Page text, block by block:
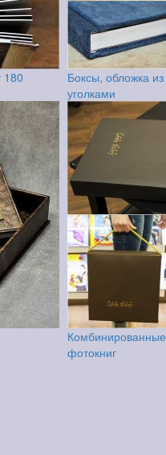
180
Боксы, обложка
уголками
фотокниг